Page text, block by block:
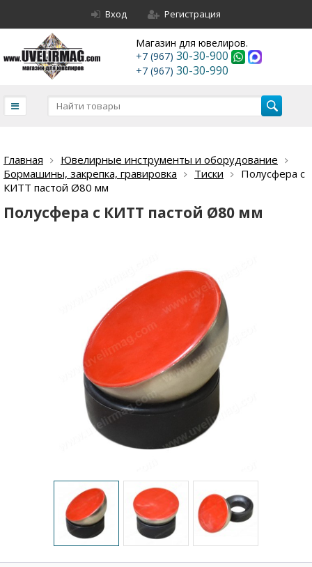
Вход Регистрация
Магазин для ювелиров.
+7 (967) 30-30-900
+7 (967) 30-30-990
Главная
Ювелирные инструменты и оборудование
Бормашины, закрепка, гравировка
Тиски
Полусфера с
КИТТ пастой Ø80 мм
Полусфера с КИТТ пастой Ø80 мм